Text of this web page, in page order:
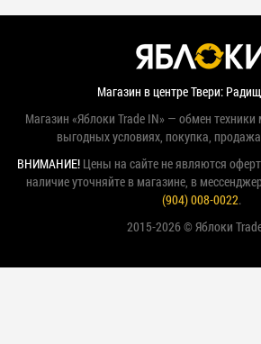
Магазин в центре Твери:
Магазин «Яблоки Trade IN» — обмен техники
выгодных условиях, покупка,
ВНИМАНИЕ! Цены на сайте не являются
наличие уточняйте в магазине, в
(904) 008-0022.
2015-2026 © Яблоки